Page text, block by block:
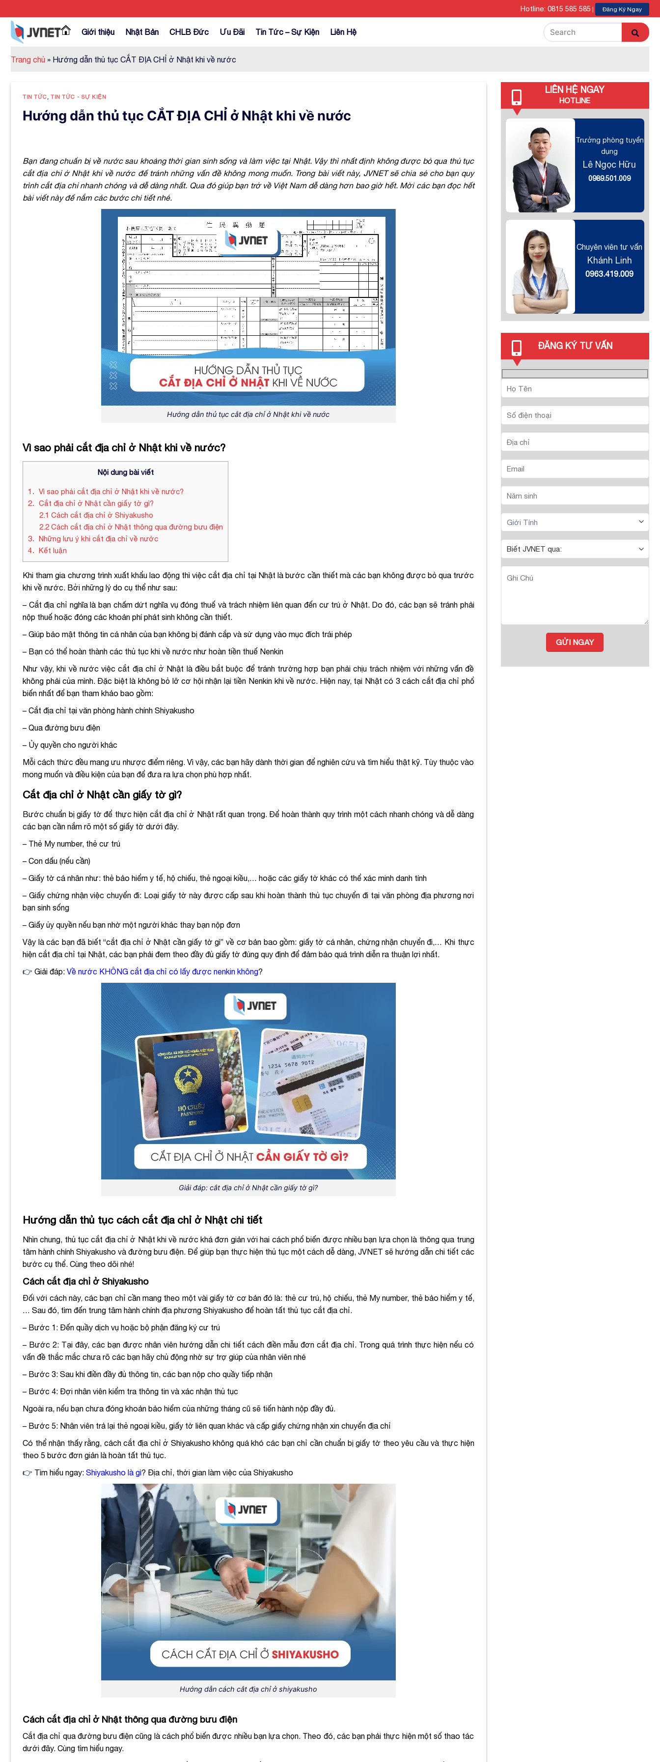
to
content
Hotline: 0815 585 585 Đăng Ký Ngay
Giới thiệu Nhật Bản CHLB Đức Ưu Đãi Tin Tức – Sự Kiện Liên Hệ
Trang chủ » Hướng dẫn thủ tục CẮT ĐỊA CHỈ ở Nhật khi về nước
TIN TỨC ,TIN TỨC - SỰ KIỆN
Hướng dẫn thủ tục CẮT ĐỊA CHỈ ở Nhật khi về nước
Bạn đang chuẩn bị về nước sau khoảng thời gian sinh sống và làm việc tại Nhật. Vậy thì nhất định không được bỏ qua thủ tục
cắt địa chỉ ở Nhật khi về nước để tránh những vấn đề không mong muốn. Trong bài viết này, JVNET sẽ chia sẻ cho bạn quy
trình cắt địa chỉ nhanh chóng và dễ dàng nhất. Qua đó giúp bạn trở về Việt Nam dễ dàng hơn bao giờ hết. Mời các bạn đọc hết
bài viết này để nắm các bước chi tiết nhé.
Hướng dẫn thủ tục cắt địa chỉ ở Nhật khi về nước
Vì sao phải cắt địa chỉ ở Nhật khi về nước?
Nội dung bài viết
1
Vì sao phải cắt địa chỉ ở Nhật khi về nước?
2
Cắt địa chỉ ở Nhật cần giấy tờ gì?
2.1 Cách cắt địa chỉ ở Shiyakusho
2.2Cách cắt địa chỉ ở Nhật thông qua đường bưu điện
3
Những lưu ý khi cắt địa chỉ về nước
4
Kết luận
Khi tham gia chương trình xuất khẩu lao động thì việc cắt địa chỉ tại Nhật là bước cần thiết mà các bạn không được bỏ qua trước
khi về nước. Bởi những lý do cụ thể như sau:
– Cắt địa chỉ nghĩa là bạn chấm dứt nghĩa vụ đóng thuế và trách nhiệm liên quan đến cư trú ở Nhật. Do đó, các bạn sẽ tránh phải
nộp thuế hoặc đóng các khoản phí phát sinh không cần thiết.
– Giúp bảo mật thông tin cá nhân của bạn không bị đánh cắp và sử dụng vào mục đích trái phép
– Bạn có thể hoàn thành các thủ tục khi về nước như hoàn tiền thuế Nenkin
Như vậy, khi về nước việc cắt địa chỉ ở Nhật là điều bắt buộc để tránh trường hợp bạn phải chịu trách nhiệm với những vấn đề
không phải của mình. Đặc biệt là không bỏ lỡ cơ hội nhận lại tiền Nenkin khi về nước. Hiện nay, tại Nhật có 3 cách cắt địa chỉ phổ
biến nhất để bạn tham khảo bao gồm:
– Cắt địa chỉ tại văn phòng hành chính Shiyakusho
– Qua đường bưu điện
– Ủy quyền cho người khác
Mỗi cách thức đều mang ưu nhược điểm riêng. Vì vậy, các bạn hãy dành thời gian để nghiên cứu và tìm hiểu thật kỹ. Tùy thuộc vào
mong muốn và điều kiện của bạn để đưa ra lựa chọn phù hợp nhất.
Cắt địa chỉ ở Nhật cần giấy tờ gì?
Bước chuẩn bị giấy tờ để thực hiện cắt địa chỉ ở Nhật rất quan trọng. Để hoàn thành quy trình một cách nhanh chóng và dễ dàng
các bạn cần nắm rõ một số giấy tờ dưới đây.
– Thẻ My number, thẻ cư trú
– Con dấu (nếu cần)
– Giấy tờ cá nhân như: thẻ bảo hiểm y tế, hộ chiếu, thẻ ngoại kiều,… hoặc các giấy tờ khác có thể xác minh danh tính
– Giấy chứng nhận việc chuyển đi: Loại giấy tờ này được cấp sau khi hoàn thành thủ tục chuyển đi tại văn phòng địa phương nơi
bạn sinh sống
– Giấy ủy quyền nếu bạn nhờ một người khác thay bạn nộp đơn
Vậy là các bạn đã biết “cắt địa chỉ ở Nhật cần giấy tờ gì” về cơ bản bao gồm: giấy tờ cá nhân, chứng nhận chuyển đi,… Khi thực
hiện cắt địa chỉ tại Nhật, các bạn phải đem theo đầy đủ giấy tờ đúng quy định để đảm bảo quá trình diễn ra thuận lợi nhất.
👉 Giải đáp: Về nước KHÔNG cắt địa chỉ có lấy được nenkin không?
Giải đáp: cắt địa chỉ ở Nhật cần giấy tờ gì?
Hướng dẫn thủ tục cách cắt địa chỉ ở Nhật chi tiết
Nhìn chung, thủ tục cắt địa chỉ ở Nhật khi về nước khá đơn giản với hai cách phổ biến được nhiều bạn lựa chọn là thông qua trung
tâm hành chính Shiyakusho và đường bưu điện. Để giúp bạn thực hiện thủ tục một cách dễ dàng, JVNET sẽ hướng dẫn chi tiết các
bước cụ thể. Cùng theo dõi nhé!
Cách cắt địa chỉ ở Shiyakusho
Đối với cách này, các bạn chỉ cần mang theo một vài giấy tờ cơ bản đó là: thẻ cư trú, hộ chiếu, thẻ My number, thẻ bảo hiểm y tế,
… Sau đó, tìm đến trung tâm hành chính địa phương Shiyakusho để hoàn tất thủ tục cắt địa chỉ.
– Bước 1: Đến quầy dịch vụ hoặc bộ phận đăng ký cư trú
– Bước 2: Tại đây, các bạn được nhân viên hướng dẫn chi tiết cách điền mẫu đơn cắt địa chỉ. Trong quá trình thực hiện nếu có
vấn đề thắc mắc chưa rõ các bạn hãy chủ động nhờ sự trợ giúp của nhân viên nhé
– Bước 3: Sau khi điền đầy đủ thông tin, các bạn nộp cho quầy tiếp nhận
– Bước 4: Đợi nhân viên kiểm tra thông tin và xác nhận thủ tục
Ngoài ra, nếu bạn chưa đóng khoản bảo hiểm của những tháng cũ sẽ tiến hành nộp đầy đủ.
– Bước 5: Nhân viên trả lại thẻ ngoại kiều, giấy tờ liên quan khác và cấp giấy chứng nhận xin chuyển địa chỉ
Có thể nhận thấy rằng, cách cắt địa chỉ ở Shiyakusho không quá khó các bạn chỉ cần chuẩn bị giấy tờ theo yêu cầu và thực hiện
theo 5 bước đơn giản là hoàn tất thủ tục.
👉 Tìm hiểu ngay: Shiyakusho là gì? Địa chỉ, thời gian làm việc của Shiyakusho
Hướng dẫn cách cắt địa chỉ ở shiyakusho
Cách cắt địa chỉ ở Nhật thông qua đường bưu điện
Cắt địa chỉ qua đường bưu điện cũng là cách phổ biến được nhiều bạn lựa chọn. Theo đó, các bạn phải thực hiện một số thao tác
dưới đây. Cùng tìm hiểu ngay.
LIÊN HỆ NGAY
HOTLINE
Trưởng phòng tuyển
dụng
Lê Ngọc Hữu
0989.501.009
Chuyên viên tư vấn
Khánh Linh
0963.419.009
ĐĂNG KÝ TƯ VẤN